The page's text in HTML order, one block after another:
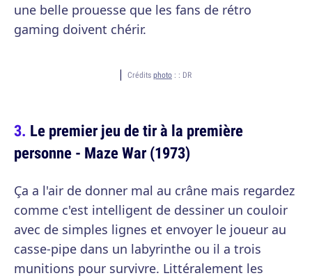
une belle prouesse que les fans de rétro
gaming doivent chérir.
Crédits photo : : DR
Le premier jeu de tir à la première
personne - Maze War (1973)
Ça a l'air de donner mal au crâne mais regardez
comme c'est intelligent de dessiner un couloir
avec de simples lignes et envoyer le joueur au
casse-pipe dans un labyrinthe ou il a trois
munitions pour survivre. Littéralement les